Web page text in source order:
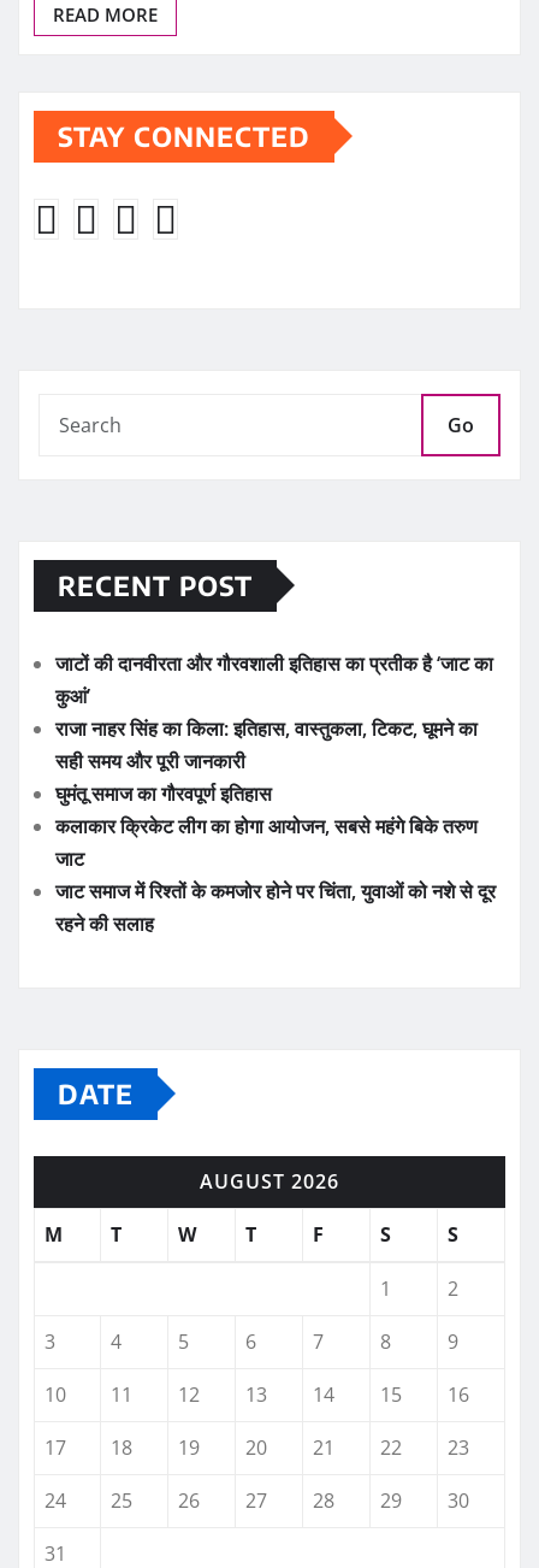
READ MORE
STAY CONNECTED
Go
RECENT POST
जाटों की दानवीरता और गौरवशाली इतिहास का प्रतीक है ‘जाट का
कुआं’
राजा नाहर सिंह का किला: इतिहास, वास्तुकला, टिकट, घूमने का
सही समय और पूरी जानकारी
घुमंतू समाज का गौरवपूर्ण इतिहास
कलाकार क्रिकेट लीग का होगा आयोजन, सबसे महंगे बिके तरुण
जाट
जाट समाज में रिश्तों के कमजोर होने पर चिंता, युवाओं को नशे से दूर
रहने की सलाह
DATE
AUGUST 2026
M
T W T F S S
1
2
3
4 5 6 7 8
9
10
11 12 13 14 15
16
17
18 19 20 21 22
23
24
25 26 27 28 29
30
31